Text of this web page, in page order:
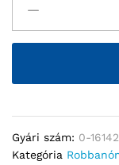
Gyári szám: 0-
Kategória